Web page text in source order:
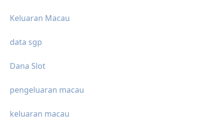
Keluaran Macau
data sgp
Dana Slot
pengeluaran macau
keluaran macau